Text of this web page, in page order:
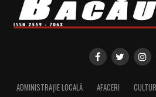
CORPORATION WEB DESIGN,
Sponsori: CLINICA RMN
ȘERBAN & ASOCIAȚII; ESTEEM
MATEI BASARAB; THE COFFEE
ADMINISTRAȚIE LOCALĂ AFACERI